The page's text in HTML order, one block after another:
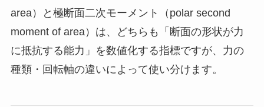
area）と極断面二次モーメント（polar second
moment of area）は、どちらも「断面の形状が力
に抵抗する能力」を数値化する指標ですが、力の
種類・回転軸の違いによって使い分けます。